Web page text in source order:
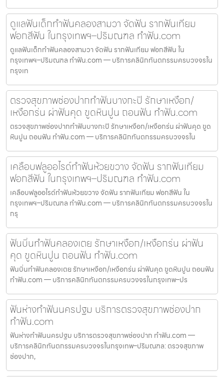
ดูแลฟันเด็กทำฟันคลองสามวา จัดฟัน รากฟันเทียม
ฟอกสีฟัน ในกรุงเทพฯ–ปริมณฑล ทำฟัน.com
ดูแลฟันเด็กทำฟันคลองสามวา จัดฟัน รากฟันเทียม ฟอกสีฟัน ใน
กรุงเทพฯ–ปริมณฑล ทำฟัน.com — บริการคลินิกทันตกรรมครบวงจรใน
กรุงเท
ตรวจสุขภาพช่องปากทำฟันบางกะปิ รักษาเหงือก/
เหงือกร่น ผ่าฟันคุด ขูดหินปูน ถอนฟัน ทำฟัน.com
ตรวจสุขภาพช่องปากทำฟันบางกะปิ รักษาเหงือก/เหงือกร่น ผ่าฟันคุด ขูด
หินปูน ถอนฟัน ทำฟัน.com — บริการคลินิกทันตกรรมครบวงจรใน
เคลือบฟลูออไรด์ทำฟันห้วยขวาง จัดฟัน รากฟันเทียม
ฟอกสีฟัน ในกรุงเทพฯ–ปริมณฑล ทำฟัน.com
เคลือบฟลูออไรด์ทำฟันห้วยขวาง จัดฟัน รากฟันเทียม ฟอกสีฟัน ใน
กรุงเทพฯ–ปริมณฑล ทำฟัน.com — บริการคลินิกทันตกรรมครบวงจรใน
กรุ
ฟันบิ่นทำฟันคลองเตย รักษาเหงือก/เหงือกร่น ผ่าฟัน
คุด ขูดหินปูน ถอนฟัน ทำฟัน.com
ฟันบิ่นทำฟันคลองเตย รักษาเหงือก/เหงือกร่น ผ่าฟันคุด ขูดหินปูน ถอนฟัน
ทำฟัน.com — บริการคลินิกทันตกรรมครบวงจรในกรุงเทพ–ปร
ฟันห่างทำฟันนครปฐม บริการตรวจสุขภาพช่องปาก
ทำฟัน.com
ฟันห่างทำฟันนครปฐม บริการตรวจสุขภาพช่องปาก ทำฟัน.com —
บริการคลินิกทันตกรรมครบวงจรในกรุงเทพ–ปริมณฑล: ตรวจสุขภาพ
ช่องปาก,